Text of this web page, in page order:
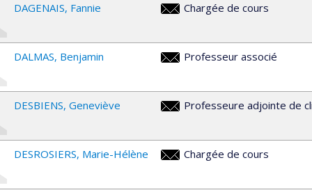
DAGENAIS Fannie
Chargée de cours
DALMAS Benjamin
Professeur associé
DESBIENS Geneviève
Professeure adjointe de
DESROSIERS Marie-Hélène
Chargée de cours